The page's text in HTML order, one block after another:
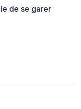
de se garer